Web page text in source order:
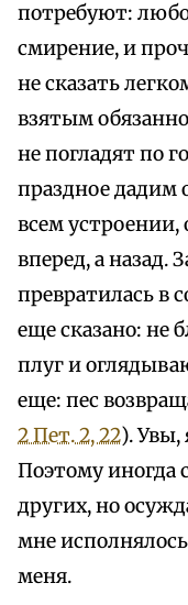
потребуют:
смирение, и
не сказать
взятым
не погладят по
праздное дадим
всем устроении,
вперед, а назад.
превратилась в
еще сказано: не
плуг и
еще: пес
2 Пет. 2, 22). Увы,
Поэтому иногда
других, но
мне
меня.